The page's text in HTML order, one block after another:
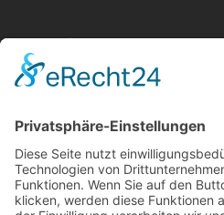
Aktuelle Nachrichten